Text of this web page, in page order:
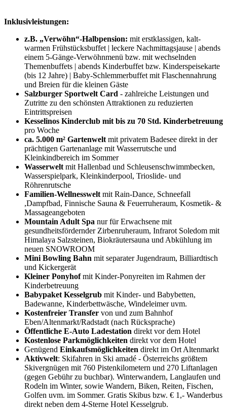
Inklusivleistungen:
z.B. „Verwöhn“-Halbpension: mit erstklassigen, kalt-
warmen Frühstücksbuffet | leckere Nachmittagsjause | abends
einem 5-Gänge-Verwöhnmenü bzw. mit wechselnden
Themenbuffets | abends Kinderbuffet bzw. Kinderspeisekarte
(bis 12 Jahre) | Baby-Schlemmerbuffet mit Flaschennahrung
und Breien für die kleinen Gäste
Salzburger Sportwelt Card - zahlreiche Leistungen und
Zutritte zu den schönsten Attraktionen zu reduzierten
Eintrittspreisen
Kesselinos Kinderclub mit bis zu 70 Std. Kinderbetreuung
pro Woche
ca. 5.000 m² Gartenwelt mit privatem Badesee direkt in der
prächtigen Gartenanlage mit Wasserrutsche und
Kleinkindbereich im Sommer
Wasserwelt mit Hallenbad und Schleusenschwimmbecken,
Wasserspielpark, Kleinkinderpool, Trioslide- und
Röhrenrutsche
Familien-Wellnesswelt mit Rain-Dance, Schneefall
,Dampfbad, Finnische Sauna & Feuerruheraum, Kosmetik- &
Massageangeboten
Mountain Adult Spa nur für Erwachsene mit
gesundheitsfördernder Zirbenruheraum, Infrarot Soledom mit
Himalaya Salzsteinen, Biokräutersauna und Abkühlung im
neuen SNOWROOM
Mini Bowling Bahn mit separater Jugendraum, Billiardtisch
und Kickergerät
Kleiner Ponyhofmit Kinder-Ponyreiten im Rahmen der
Kinderbetreuung
Babypaket Kesselgrub mit Kinder- und Babybetten,
Badewanne, Kinderbettwäsche, Windeleimer uvm.
Kostenfreier Transfer von und zum Bahnhof
Eben/Altenmarkt/Radstadt (nach Rücksprache)
Öffentliche E-Auto Ladestation direkt vor dem Hotel
Kostenlose Parkmöglichkeiten direkt vor dem Hotel
Genügend Einkaufsmöglichkeiten direkt im Ort Altenmarkt
Aktivwelt: Skifahren in Ski amadé - Österreichs größtem
Skivergnügen mit 760 Pistenkilometern und 270 Liftanlagen
(gegen Gebühr zu buchbar). Winterwandern, Langlaufen und
Rodeln im Winter, sowie Wandern, Biken, Reiten, Fischen,
Golfen uvm. im Sommer. Gratis Skibus bzw. € 1,- Wanderbus
direkt neben dem 4-Sterne Hotel Kesselgrub.